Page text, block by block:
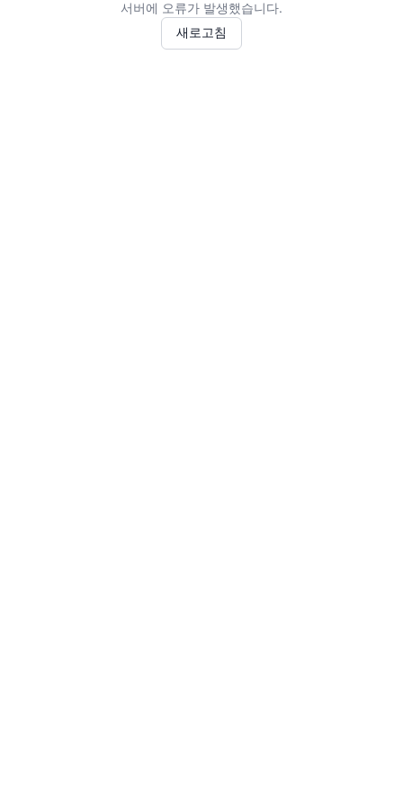
서버에 오류가 발생했습니다.
새로고침